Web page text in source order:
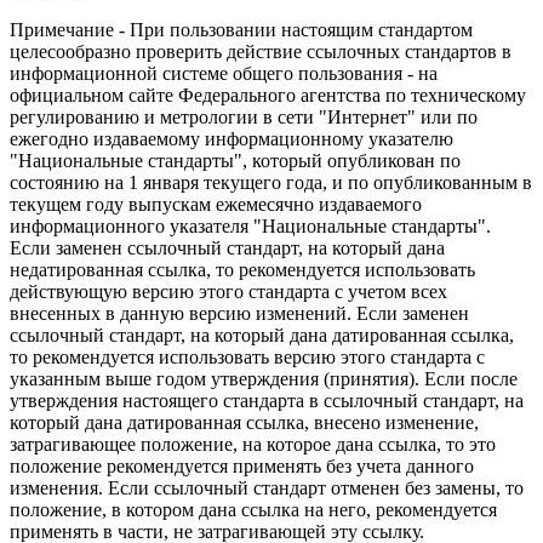
Примечание - При пользовании настоящим стандартом
целесообразно проверить действие ссылочных стандартов в
информационной системе общего пользования - на
официальном сайте Федерального агентства по техническому
регулированию и метрологии в сети "Интернет" или по
ежегодно издаваемому информационному указателю
"Национальные стандарты", который опубликован по
состоянию на 1 января текущего года, и по опубликованным в
текущем году выпускам ежемесячно издаваемого
информационного указателя "Национальные стандарты".
Если заменен ссылочный стандарт, на который дана
недатированная ссылка, то рекомендуется использовать
действующую версию этого стандарта с учетом всех
внесенных в данную версию изменений. Если заменен
ссылочный стандарт, на который дана датированная ссылка,
то рекомендуется использовать версию этого стандарта с
указанным выше годом утверждения (принятия). Если после
утверждения настоящего стандарта в ссылочный стандарт, на
который дана датированная ссылка, внесено изменение,
затрагивающее положение, на которое дана ссылка, то это
положение рекомендуется применять без учета данного
изменения. Если ссылочный стандарт отменен без замены, то
положение, в котором дана ссылка на него, рекомендуется
применять в части, не затрагивающей эту ссылку.